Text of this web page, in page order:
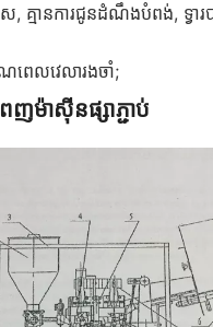
គ្មានការជូនដំណឹងបំពង់, ទ្វារ
ណពេលវេលារងចាំ;
ញម៉ាស៊ីនផ្សាភ្ជាប់